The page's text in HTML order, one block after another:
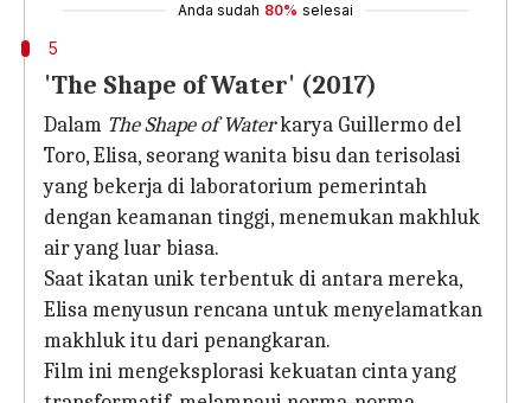
Anda sudah 80% selesai
5
'The Shape of Water' (2017)
Dalam The Shape of Waterkarya Guillermo del
Toro, Elisa, seorang wanita bisu dan terisolasi
yang bekerja di laboratorium pemerintah
dengan keamanan tinggi, menemukan makhluk
air yang luar biasa.
Saat ikatan unik terbentuk di antara mereka,
Elisa menyusun rencana untuk menyelamatkan
makhluk itu dari penangkaran.
Film ini mengeksplorasi kekuatan cinta yang